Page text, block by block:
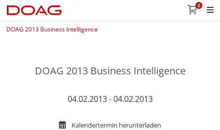
0
DOAG 2013 Business Intelligence
DOAG 2013 Business Intelligence
04.02.2013 - 04.02.2013
Kalendertermin herunterladen